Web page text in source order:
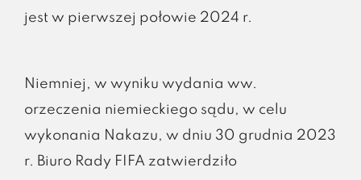
jest w pierwszej połowie 2024 r.
Niemniej, w wyniku wydania ww.
orzeczenia niemieckiego sądu, w celu
wykonania Nakazu, w dniu 30 grudnia 2023
r. Biuro Rady FIFA zatwierdziło